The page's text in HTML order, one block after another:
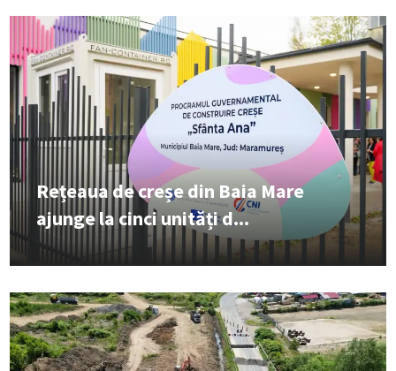
Rețeaua de creșe din Baia Mare
ajunge la cinci unități d...